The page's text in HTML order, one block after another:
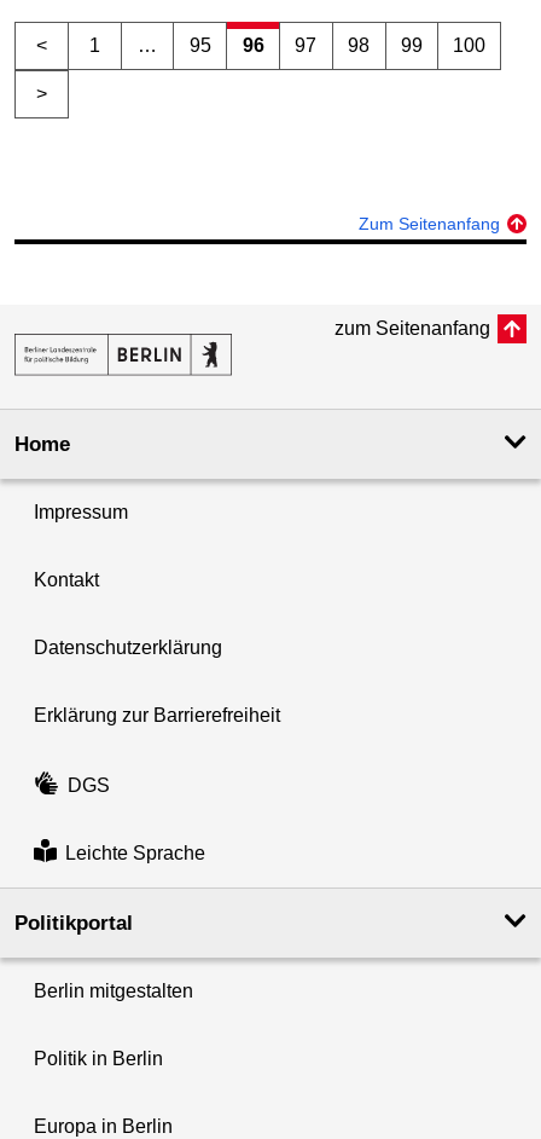
< 1 … 95 96 97 98 99 100
>
Zum Seitenanfang
zum Seitenanfang
Home
Impressum
Kontakt
Datenschutzerklärung
Erklärung zur Barrierefreiheit
DGS
Leichte Sprache
Politikportal
Berlin mitgestalten
Politik in Berlin
Europa in Berlin